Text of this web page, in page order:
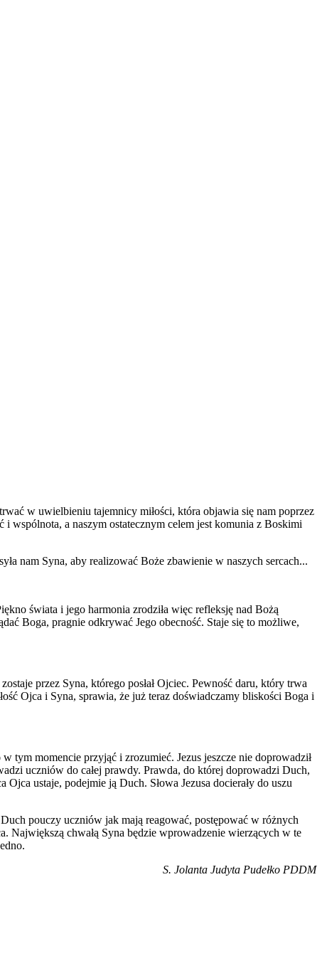
w uwielbieniu tajemnicy miłości, która objawia się nam poprzez
i wspólnota, a naszym ostatecznym celem jest komunia z Boskimi
nam Syna, aby realizować Boże zbawienie w naszych sercach...
świata i jego harmonia zrodziła więc refleksję nad Bożą
Boga, pragnie odkrywać Jego obecność. Staje się to możliwe,
przez Syna, którego posłał Ojciec. Pewność daru, który trwa
Ojca i Syna, sprawia, że już teraz doświadczamy bliskości Boga i
tym momencie przyjąć i zrozumieć. Jezus jeszcze nie doprowadził
uczniów do całej prawdy. Prawda, do której doprowadzi Duch,
ustaje, podejmie ją Duch. Słowa Jezusa docierały do uszu
pouczy uczniów jak mają reagować, postępować w różnych
Największą chwałą Syna będzie wprowadzenie wierzących w te
S. Jolanta Judyta Pudełko PDDM